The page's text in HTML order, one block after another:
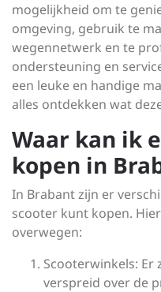
mogelijkheid om te
omgeving, gebruik te
wegennetwerk en te
ondersteuning en
een leuke en handige
alles ontdekken wat
Waar kan ik
kopen in
In Brabant zijn er
scooter kunt kopen.
overwegen:
Scooterwinkels: Er
verspreid over de